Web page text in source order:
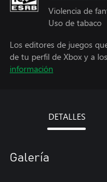
Violencia de
Uso de tabaco
Los editores de juegos
de tu perfil de Xbox y a
información
DETALLES
Galería